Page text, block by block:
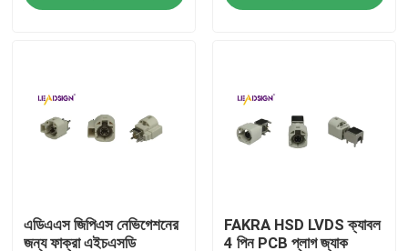
মান নিয়ন্ত্রণ
উদ্ধৃতির জন্য আবেদন
FAKRA PCB সংযোগকারী
এডিএএস জিপিএস নেভিগেশনের
জন্য ফাক্রা এইচএসডি
FAKRA HSD LVDS ক্যাবল
4 পিন PCB প্লাগ জ্যাক